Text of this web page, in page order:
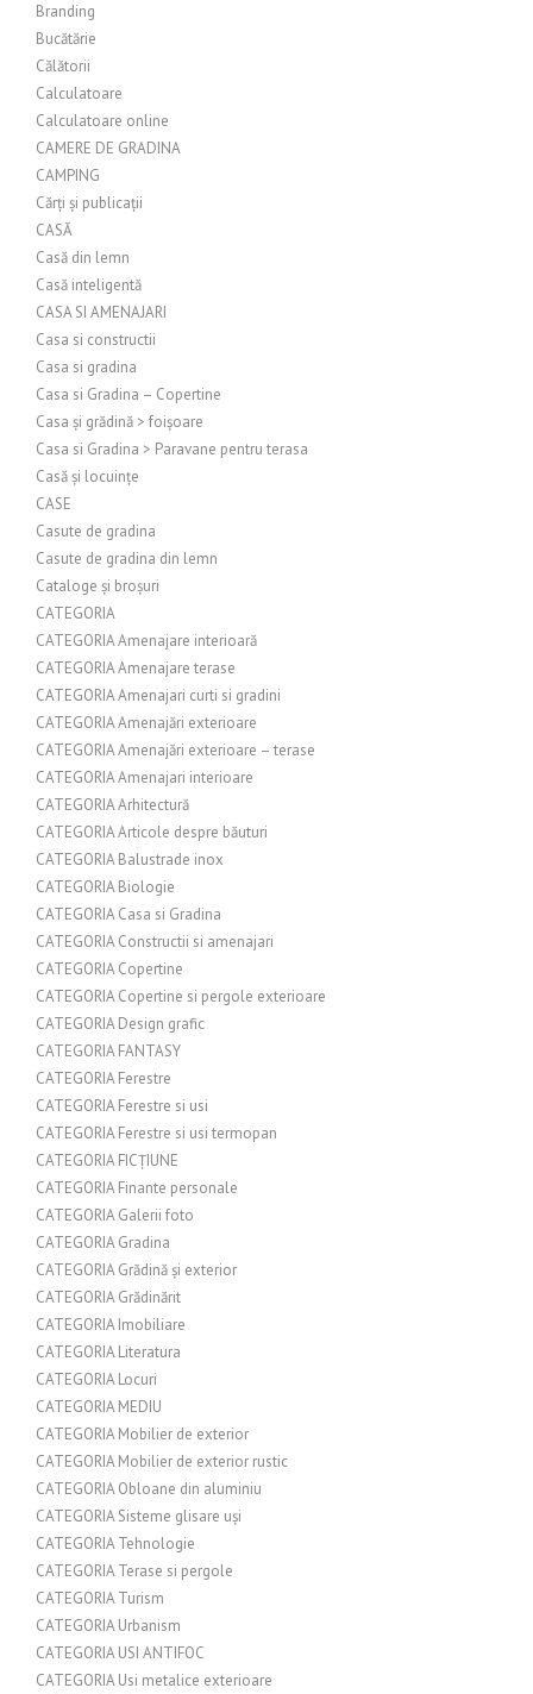
Branding
Bucătărie
Călătorii
Calculatoare
Calculatoare online
CAMERE DE GRADINA
CAMPING
Cărți și publicații
CASĂ
Casă din lemn
Casă inteligentă
CASA SI AMENAJARI
Casa si constructii
Casa si gradina
Casa si Gradina – Copertine
Casa și grădină > foișoare
Casa si Gradina > Paravane pentru terasa
Casă și locuințe
CASE
Casute de gradina
Casute de gradina din lemn
Cataloge și broșuri
CATEGORIA
CATEGORIA Amenajare interioară
CATEGORIA Amenajare terase
CATEGORIA Amenajari curti si gradini
CATEGORIA Amenajări exterioare
CATEGORIA Amenajări exterioare – terase
CATEGORIA Amenajari interioare
CATEGORIA Arhitectură
CATEGORIA Articole despre băuturi
CATEGORIA Balustrade inox
CATEGORIA Biologie
CATEGORIA Casa si Gradina
CATEGORIA Constructii si amenajari
CATEGORIA Copertine
CATEGORIA Copertine si pergole exterioare
CATEGORIA Design grafic
CATEGORIA FANTASY
CATEGORIA Ferestre
CATEGORIA Ferestre si usi
CATEGORIA Ferestre si usi termopan
CATEGORIA FICȚIUNE
CATEGORIA Finante personale
CATEGORIA Galerii foto
CATEGORIA Gradina
CATEGORIA Grădină și exterior
CATEGORIA Grădinărit
CATEGORIA Imobiliare
CATEGORIA Literatura
CATEGORIA Locuri
CATEGORIA MEDIU
CATEGORIA Mobilier de exterior
CATEGORIA Mobilier de exterior rustic
CATEGORIA Obloane din aluminiu
CATEGORIA Sisteme glisare uși
CATEGORIA Tehnologie
CATEGORIA Terase si pergole
CATEGORIA Turism
CATEGORIA Urbanism
CATEGORIA USI ANTIFOC
CATEGORIA Usi metalice exterioare